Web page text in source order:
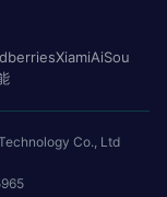
XiamiAiSou
Co., Ltd